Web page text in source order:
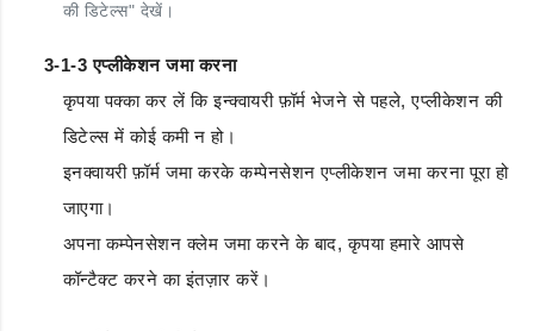
की डिटेल्स" देखें।
3-1-3 एप्लीकेशन जमा करना
कृपया पक्का कर लें कि इन्क्वायरी फ़ॉर्म भेजने से पहले, एप्लीकेशन की
डिटेल्स में कोई कमी न हो।
इनक्वायरी फ़ॉर्म जमा करके कम्पेनसेशन एप्लीकेशन जमा करना पूरा हो
जाएगा।
अपना कम्पेनसेशन क्लेम जमा करने के बाद, कृपया हमारे आपसे
कॉन्टैक्ट करने का इंतज़ार करें।